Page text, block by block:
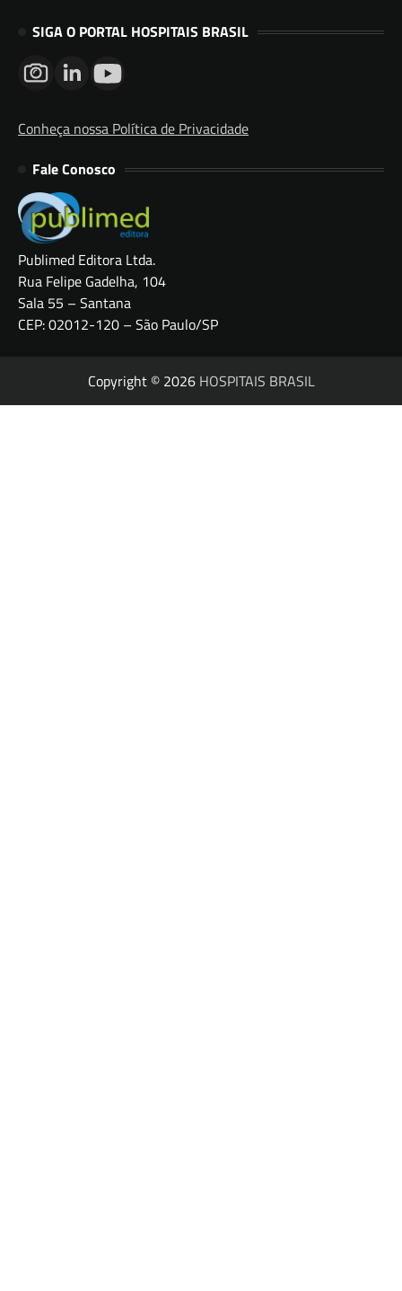
SIGA O PORTAL HOSPITAIS BRASIL
Conheça nossa Política de Privacidade
Fale Conosco
Publimed Editora Ltda.
Rua Felipe Gadelha, 104
Sala 55 – Santana
CEP: 02012-120 – São Paulo/SP
Copyright © 2026 HOSPITAIS BRASIL